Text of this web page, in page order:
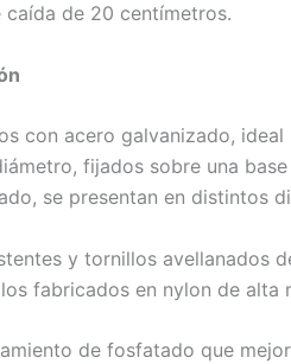
de 20 centímetros.
con acero galvanizado,
fijados sobre una
se presentan en distintos
y tornillos
fabricados en nylon de
de fosfatado que